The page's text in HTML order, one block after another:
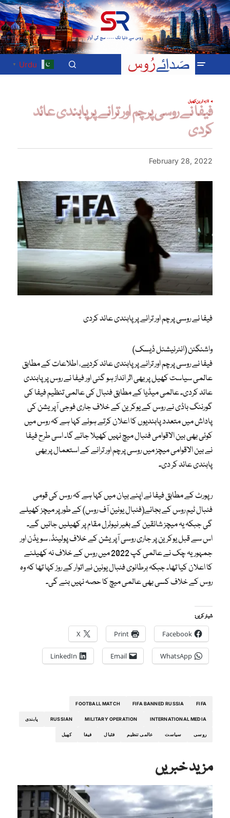
Urdu
▼
تازہ ترینکھیل
فیفا نے روسی پرچم اور ترانے پر پابندی عائد
کردی
February 28, 2022
فیفا نے روسی پرچم اور ترانے پر پابندی عائد کردی
واشنگٹن (انٹرنیشنل ڈیسک)
فیفا نے روسی پرچم اور ترانے پر پابندی عائد کردیے، اطلاعات کے مطابق
عالمی سیاست کھیل پر بھی اثر انداز ہو گئی اور فیفا نے روس پر پابندی
عائد کردی۔ عالمی میڈیا کے مطابق فٹبال کی عالمی تنظیم فیفا کی
گورننگ باڈی نے روس کے یوکرین کے خلاف جاری فوجی آپریشن کی
پاداش میں متعدد پابندیوں کا اعلان کرتے ہوئے کہا ہے کہ روس میں
کوئی بھی بین الاقوامی فٹبال میچ نہیں کھیلا جائے گا۔ اسی طرح فیفا
نے بین الاقوامی میچز میں روسی پرچم اور ترانے کے استعمال پر بھی
پابندی عائد کر دی۔
رپورٹ کے مطابق فیفا نے اپنے بیان میں کہا ہے کہ روس کی قومی
فٹبال ٹیم روس کے بجائے(فٹبال یونین آف روس) کے طور پر میچز کھیلے
گی جبکہ یہ میچز شائقین کے بغیر نیوٹرل مقام پر کھیلیں جائیں گے۔
اس سے قبل یوکرین پر جاری روسی آپریشن کے خلاف پولینڈ، سویڈن اور
جمہوریہ چک نے عالمی کپ 2022 میں روس کے خلاف نہ کھیلنے
کا اعلان کیا تھا۔ جبکہ برطانوی فٹبال یونین نے اتوار کے روز کہا تھا کہ وہ
روس کے خلاف کسی بھی عالمی میچ کا حصہ نہیں بنے گی۔
شیئر کریں:
Facebook
Print
X
WhatsApp
Email
LinkedIn
FIFA
FIFA BANNED RUSSIA
FOOTBALL MATCH
INTERNATIONAL MEDIA
MILITARY OPERATION
RUSSIAN پابندی
روسی سیاست عالمی تنظیم فٹبال فیفا کھیل
مزید خبریں